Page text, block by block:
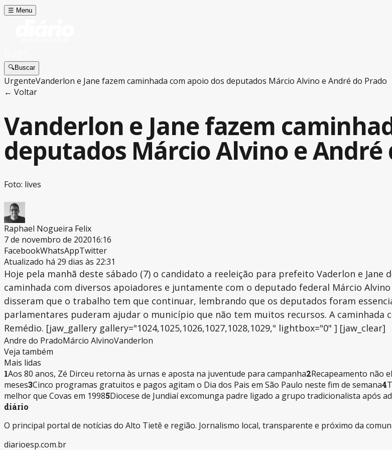
☰ Menu
🔍Buscar
UrgenteVanderlon e Jane fazem caminhada com apoio dos deputados Márcio Alvino e André do Prado
← Voltar
Vanderlon e Jane fazem
deputados Márcio Alvino e André
Foto: lives
Raphael Nogueira Felix
7 de novembro de 202016:16
FacebookWhatsAppTwitter
Atualizado há 29 dias às 22:31
Hoje pela manhã deste sábado (7) o candidato a reeleição para prefeito Vaderlon e
caminhada com diversos apoiadores e juntamente com o deputado federal Márcio
disseram que o trabalho tem que continuar, lembrando que os deputados foram
parlamentares puderam ajudar o município que não tem muitos recursos. A
Remédio. [jaw_gallery gallery="1024,1025,1026,1027,1028,1029," lightbox="0" ] [jaw_clear]
Andre do PradoMárcio AlvinoVanderlon
Veja também
Mais lidas
1Aos 80 anos, Zé Dirceu retorna às urnas e aposta na juventude para campanha2Recapeamento não
meses3Cinco programas gratuitos e pagos agitam o Dia dos Pais em São Paulo neste fim de semana4
melhor que Covas em 19985Diocese de Jundiaí excomunga padre ligado a grupo tradicionalista após
diário
O principal portal de notícias do Alto Tietê e região. Jornalismo local, transparente e próximo da
diarioesp.com.br